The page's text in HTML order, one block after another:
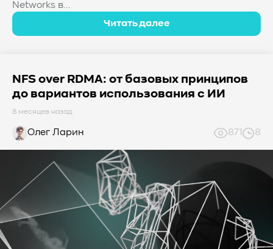
Networks в...
Читать далее
NFS over RDMA: от базовых принципов
до вариантов использования с ИИ
8 месяцев назад
Олег Ларин 871 8